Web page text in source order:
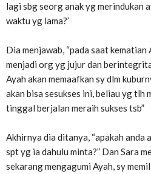
lagi sbg seorg anak yg merindukan
waktu yg lama?’
Dia menjawab, “pada saat kematian
menjadi org yg jujur dan
Ayah akan memaafkan sy dlm
akan bisa sesukses ini, beliau yg tlh
tinggal berjalan meraih sukses tsb”
Akhirnya dia ditanya, “apakah anda
spt yg ia dahulu minta?” Dan Sara
sekarang mengagumi Ayah, sy